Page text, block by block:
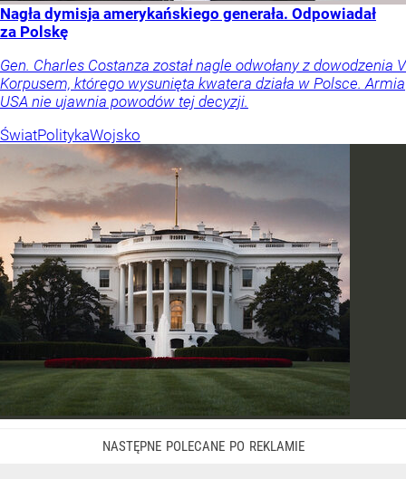
Nagła dymisja amerykańskiego generała. Odpowiadał
za Polskę
Gen. Charles Costanza został nagle odwołany z dowodzenia V
Korpusem, którego wysunięta kwatera działa w Polsce. Armia
USA nie ujawnia powodów tej decyzji.
ŚwiatPolitykaWojsko